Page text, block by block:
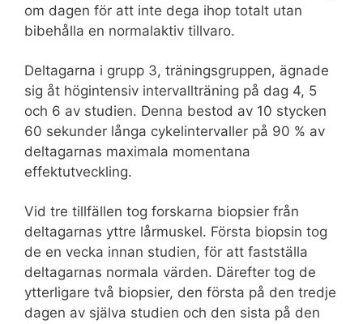
om dagen för att inte dega ihop totalt utan
bibehålla en normalaktiv tillvaro.
Deltagarna i grupp 3, träningsgruppen, ägnade
sig åt högintensiv intervallträning på dag 4, 5
och 6 av studien. Denna bestod av 10 stycken
60 sekunder långa cykelintervaller på 90 % av
deltagarnas maximala momentana
effektutveckling.
Vid tre tillfällen tog forskarna biopsier från
deltagarnas yttre lårmuskel. Första biopsin tog
de en vecka innan studien, för att fastställa
deltagarnas normala värden. Därefter tog de
ytterligare två biopsier, den första på den tredje
dagen av själva studien och den sista på den